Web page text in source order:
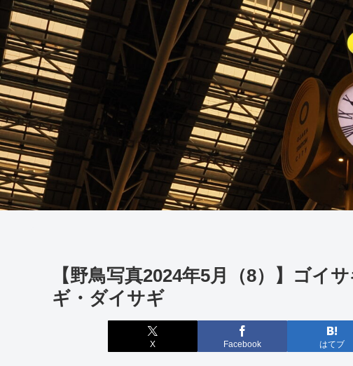
【野鳥写真2024年5月（8）】ゴイ
ギ・ダイサギ
X Facebook はてブ